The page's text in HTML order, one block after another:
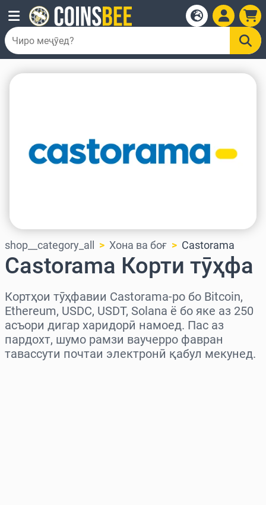
shop__category_all Хона ва боғ Castorama
Castorama Корти тӯҳфа
Кортҳои тӯҳфавии Castorama-ро бо Bitcoin,
Ethereum, USDC, USDT, Solana ё бо яке аз 250
асъори дигар харидорӣ намоед. Пас аз
пардохт, шумо рамзи ваучерро фавран
тавассути почтаи электронӣ қабул мекунед.